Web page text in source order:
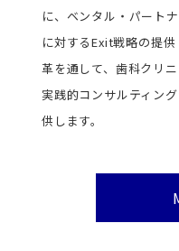
に、ベンタル・パート
に対するExit戦略の提
革を通して、歯科クリ
実践的コンサルティン
供します。